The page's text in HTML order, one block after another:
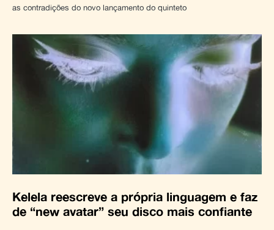
as contradições do novo lançamento do quinteto
Kelela reescreve a própria linguagem e faz
de “new avatar” seu disco mais confiante